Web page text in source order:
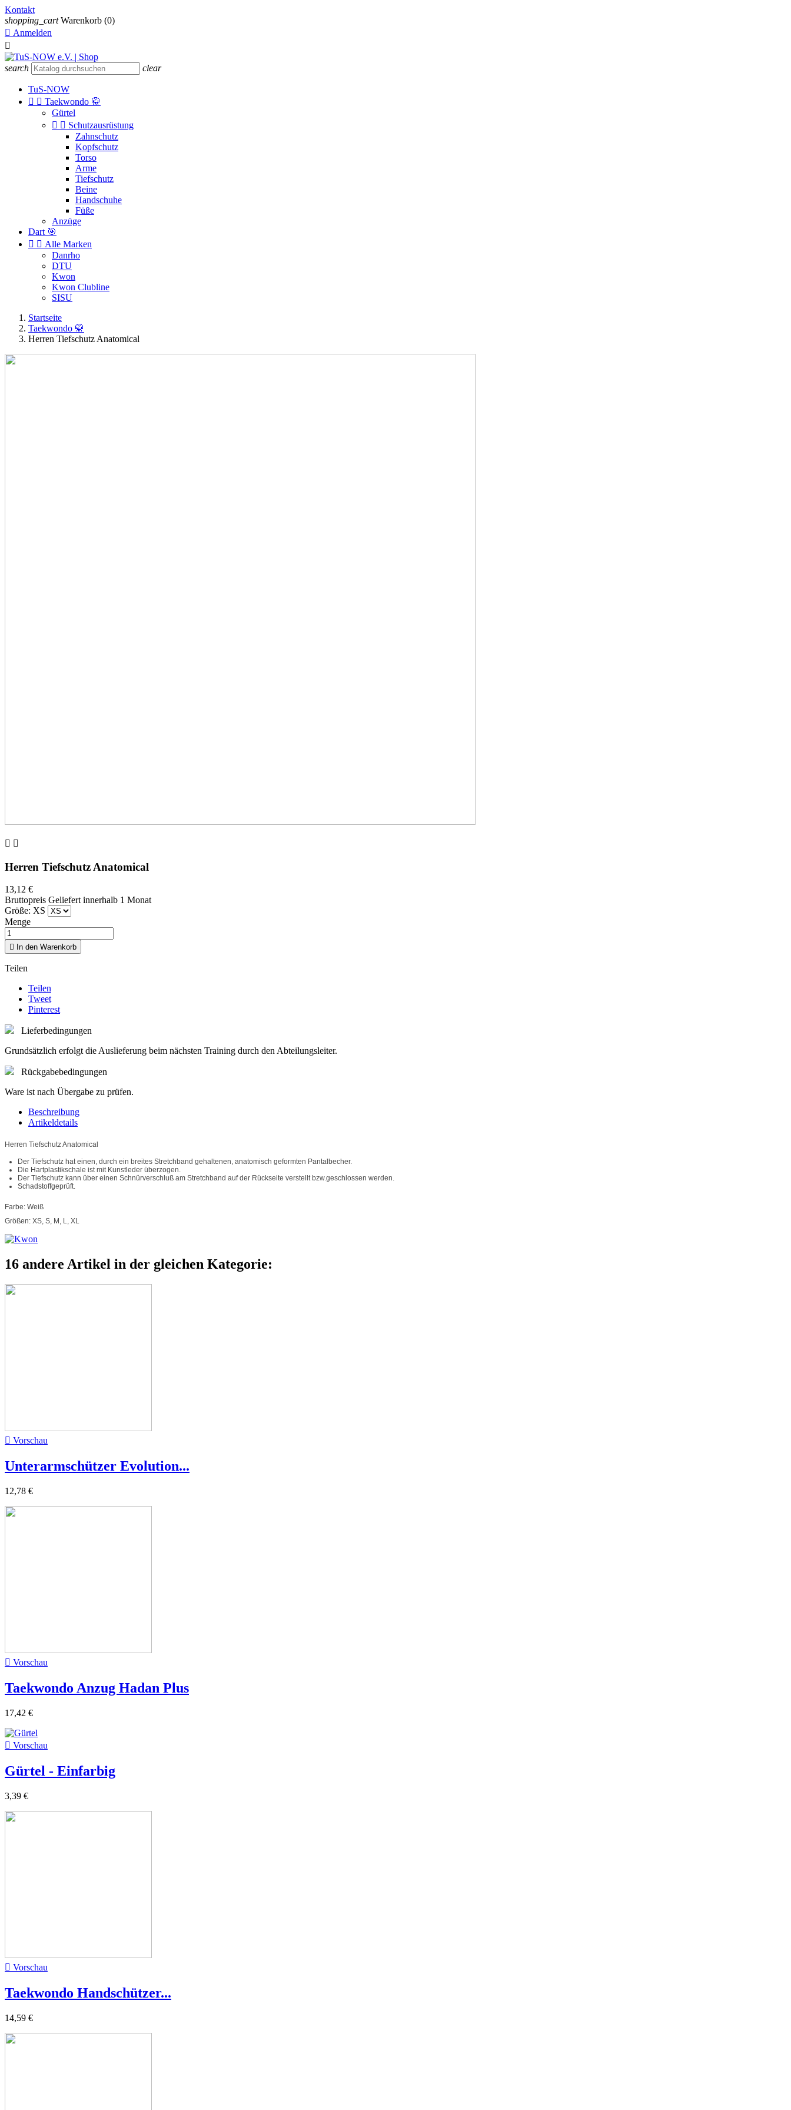
Kontakt
shopping_cart Warenkorb (0)
 Anmelden

search clear
TuS-NOW
  Taekwondo 🥋
Gürtel
  Schutzausrüstung
Zahnschutz
Kopfschutz
Torso
Arme
Tiefschutz
Beine
Handschuhe
Füße
Anzüge
Dart 🎯
  Alle Marken
Danrho
DTU
Kwon
Kwon Clubline
SISU
Startseite
Taekwondo 🥋
Herren Tiefschutz Anatomical
 
Herren Tiefschutz Anatomical
13,12 €
Bruttopreis Geliefert innerhalb 1 Monat
Größe: XS
Menge
 In den Warenkorb
Teilen
Teilen
Tweet
Pinterest
Lieferbedingungen
Grundsätzlich erfolgt die Auslieferung beim nächsten Training durch den Abteilungsleiter.
Rückgabebedingungen
Ware ist nach Übergabe zu prüfen.
Beschreibung
Artikeldetails
Herren Tiefschutz Anatomical
Der Tiefschutz hat einen, durch ein breites Stretchband gehaltenen, anatomisch geformten Pantalbecher.
Die Hartplastikschale ist mit Kunstleder überzogen.
Der Tiefschutz kann über einen Schnürverschluß am Stretchband auf der Rückseite verstellt bzw.geschlossen werden.
Schadstoffgeprüft.
Farbe: Weiß
Größen: XS, S, M, L, XL
16 andere Artikel in der gleichen Kategorie:
 Vorschau
Unterarmschützer Evolution...
12,78 €
 Vorschau
Taekwondo Anzug Hadan Plus
17,42 €
 Vorschau
Gürtel - Einfarbig
3,39 €
 Vorschau
Taekwondo Handschützer...
14,59 €